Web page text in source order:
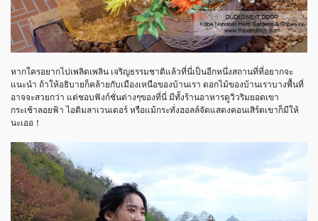
หากใครอยากไปเพลิดเพลิน เจริญธรรมชาติแล้วที่นี่เป็นอีกหนึ่งสถานที่ที่อยากจะ
แนะนำ ถ้าให้อธิบายก็คล้ายกับเมืองเหนือของบ้านเรา ดอกไม้ของบ้านเราบางพื้นที่
อาจจะสวยกว่า แต่ชอบฟังก์ชั่นต่างๆของที่นี่ มีทั้งร้านอาหารดูวิวริมยอดเขา
กระเช้าลอยฟ้า ไอติมลาเวนเดอร์ หรือแม้กระทั่งฮอลล์จัดแสดงคอนเสิร์ตเขาก็มีให้
นะเออ ！